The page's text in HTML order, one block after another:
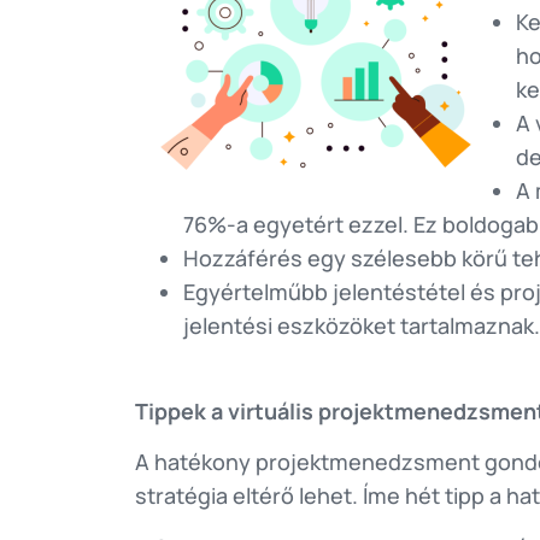
A
A
76%-a egyetért ezzel. Ez
Hozzáférés egy szélesebb körű
Egyértelműbb jelentéstétel és
jelentési eszközöket
Tippek a virtuális
A hatékony projektmenedzsment
stratégia eltérő lehet. Íme hét tipp a